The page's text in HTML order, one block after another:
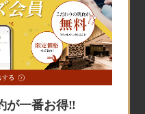
が一番お得‼